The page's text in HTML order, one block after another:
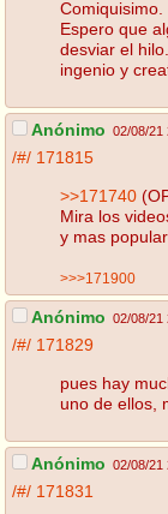
Comiquisimo.
Espero que
desviar el
ingenio y
Anónimo 02/08/21
/#/ 171815
>>171740
Mira los
y mas
>>>171900
Anónimo 02/08/21
/#/ 171829
pues hay
uno de ellos,
Anónimo 02/08/21
/#/ 171831